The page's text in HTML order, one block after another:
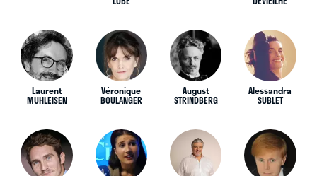
Laurent
MUHLEISEN
Véronique
BOULANGER
August
STRINDBERG
Alessandra
SUBLET